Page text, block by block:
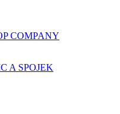
COMPANY
A SPOJEK